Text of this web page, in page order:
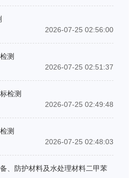
2026-07-25 02:56:00
测
2026-07-25 02:51:37
检测
2026-07-25 02:49:48
测
2026-07-25 02:48:03
、防护材料及水处理材料二甲苯